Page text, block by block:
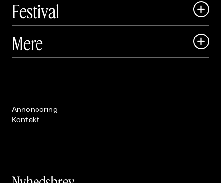
Festival

 Art Matter Festival
Mere 
Annoncering
Kontakt